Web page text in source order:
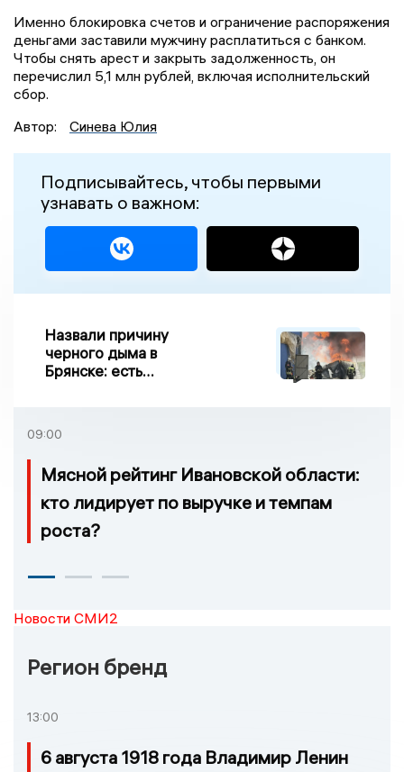
Именно блокировка счетов и ограничение распоряжения
деньгами заставили мужчину расплатиться с банком.
Чтобы снять арест и закрыть задолженность, он
перечислил 5,1 млн рублей, включая исполнительский
сбор.
Автор:
Синева Юлия
Подписывайтесь, чтобы первыми
узнавать о важном:
Назвали причину
черного дыма в
Брянске: есть
09:00
Мясной рейтинг Ивановской области:
кто лидирует по выручке и темпам
роста?
Новости СМИ2
Регион бренд
13:00
6 августа 1918 года Владимир Ленин